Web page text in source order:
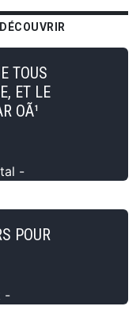
TOUS
ET LE
OÃ¹
-
POUR
-